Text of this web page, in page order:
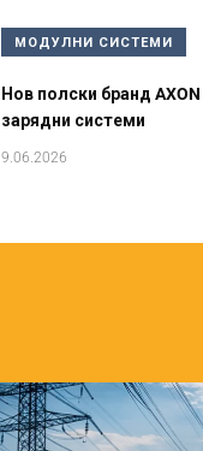
МОДУЛНИ СИСТЕМИ
Нов полски бранд
зарядни системи
9.06.2026